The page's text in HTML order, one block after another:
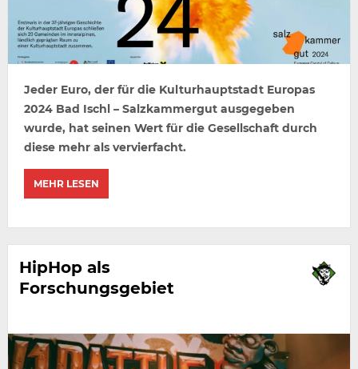
Jeder Euro, der für die Kulturhauptstadt Europas
2024 Bad Ischl – Salzkammergut ausgegeben
wurde, hat seinen Wert für die Gesellschaft durch
diese mehr als vervierfacht.
MEHR LESEN
HipHop als
Forschungsgebiet